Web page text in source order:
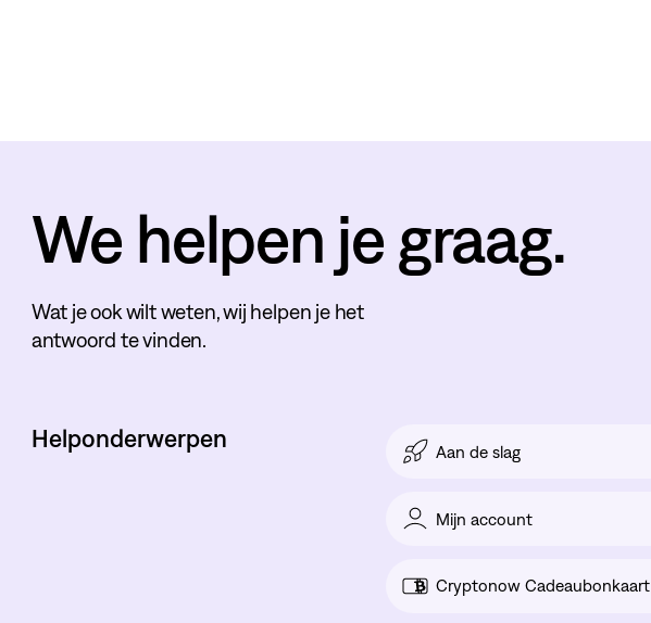
We helpen je graag.
Wat je ook wilt weten, wij helpen je het
antwoord te vinden.
Helponderwerpen Aan de slag
Mijn account
Cryptonow Cadeaubonkaart